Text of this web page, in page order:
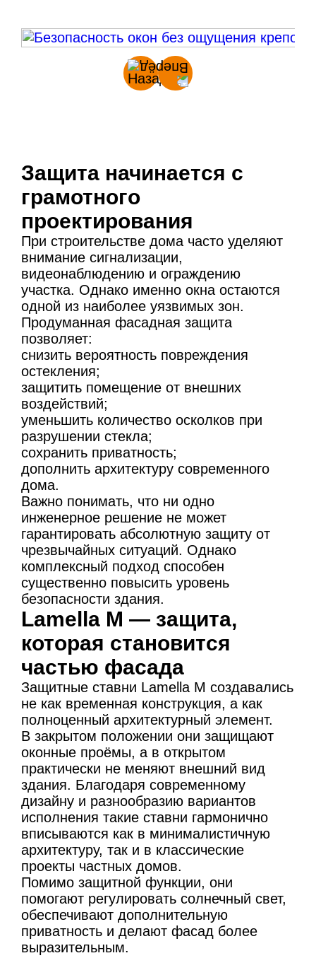
Защита начинается с
грамотного
проектирования
При строительстве дома часто уделяют
внимание сигнализации,
видеонаблюдению и ограждению
участка. Однако именно окна остаются
одной из наиболее уязвимых зон.
Продуманная фасадная защита
позволяет:
снизить вероятность повреждения
остекления;
защитить помещение от внешних
воздействий;
уменьшить количество осколков при
разрушении стекла;
сохранить приватность;
дополнить архитектуру современного
дома.
Важно понимать, что ни одно
инженерное решение не может
гарантировать абсолютную защиту от
чрезвычайных ситуаций. Однако
комплексный подход способен
существенно повысить уровень
безопасности здания.
Lamella M — защита,
которая становится
частью фасада
Защитные ставни Lamella M создавались
не как временная конструкция, а как
полноценный архитектурный элемент.
В закрытом положении они защищают
оконные проёмы, а в открытом
практически не меняют внешний вид
здания. Благодаря современному
дизайну и разнообразию вариантов
исполнения такие ставни гармонично
вписываются как в минималистичную
архитектуру, так и в классические
проекты частных домов.
Помимо защитной функции, они
помогают регулировать солнечный свет,
обеспечивают дополнительную
приватность и делают фасад более
выразительным.